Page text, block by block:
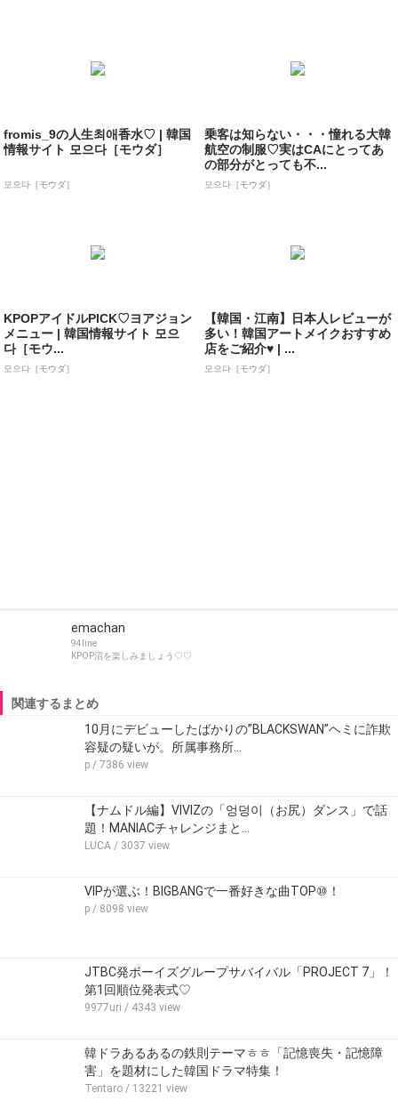
fromis_9の人生최애香水♡ | 韓国
情報サイト 모으다［モウダ］
모으다［モウダ］
乗客は知らない・・・憧れる大韓
航空の制服♡実はCAにとってあ
の部分がとっても不...
모으다［モウダ］
KPOPアイドルPICK♡ヨアジョン
メニュー | 韓国情報サイト 모으
다［モウ...
모으다［モウダ］
【韓国・江南】日本人レビューが
多い！韓国アートメイクおすすめ
店をご紹介♥ | ...
모으다［モウダ］
emachan
94line
KPOP沼を楽しみましょう♡♡
関連するまとめ
10月にデビューしたばかりの”BLACKSWAN”ヘミに詐欺
容疑の疑いが。所属事務所…
p / 7386 view
【ナムドル編】VIVIZの「엉덩이（お尻）ダンス」で話
題！MANIACチャレンジまと…
LUCA / 3037 view
VIPが選ぶ！BIGBANGで一番好きな曲TOP⑩！
p / 8098 view
JTBC発ボーイズグループサバイバル「PROJECT 7」！
第1回順位発表式♡
9977uri / 4343 view
韓ドラあるあるの鉄則テーマㅎㅎ「記憶喪失・記憶障
害」を題材にした韓国ドラマ特集！
Tentaro / 13221 view